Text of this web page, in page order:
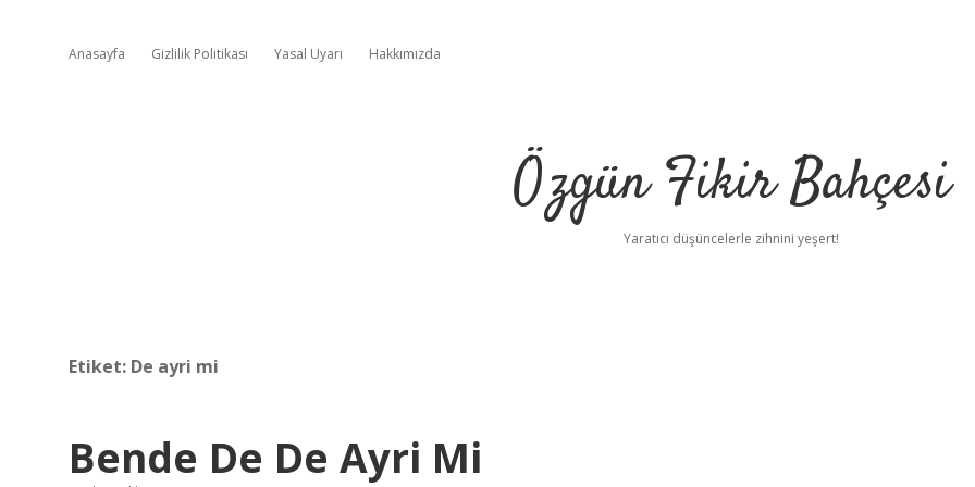
Anasayfa Gizlilik Politikası Yasal Uyarı Hakkımızda
Özgün Fikir Bahçesi
Yaratıcı düşüncelerle zihnini yeşert!
Etiket: De ayri mi
Bende De De Ayri Mi